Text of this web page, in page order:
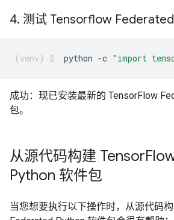
4. 测试 Tensorflow Federated
python -c "import
成功：现已安装最新的 TensorFlow
包。
从源代码构建 Tensor
Python 软件包
当您想要执行以下操作时，从源代码